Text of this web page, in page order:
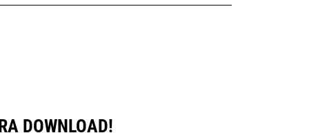
DOWNLOAD!